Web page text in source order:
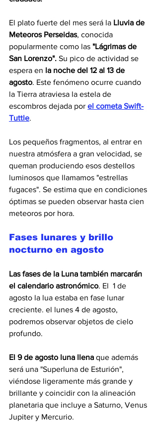
El plato fuerte del mes será la Lluvia de
Meteoros Perseidas, conocida
popularmente como las "Lágrimas de
San Lorenzo". Su pico de actividad se
espera en la noche del 12 al 13 de
agosto. Este fenómeno ocurre cuando
la Tierra atraviesa la estela de
escombros dejada por el cometa Swift-
Tuttle.
Los pequeños fragmentos, al entrar en
nuestra atmósfera a gran velocidad, se
queman produciendo esos destellos
luminosos que llamamos "estrellas
fugaces". Se estima que en condiciones
óptimas se pueden observar hasta cien
meteoros por hora.
Fases lunares y brillo
nocturno en agosto
Las fases de la Luna también marcarán
el calendario astronómico. El  1 de
agosto la lua estaba en fase lunar
creciente. el lunes 4 de agosto,
podremos observar objetos de cielo
profundo.
El 9 de agosto luna llena que además
será una "Superluna de Esturión",
viéndose ligeramente más grande y
brillante y coincidir con la alineación
planetaria que incluye a Saturno, Venus
Jupiter y Mercurio.